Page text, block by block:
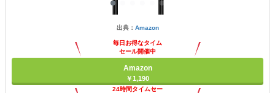
出典： Amazon
毎日お得なタイム
セール開催中
Amazon
￥1,190
24時間タイムセー